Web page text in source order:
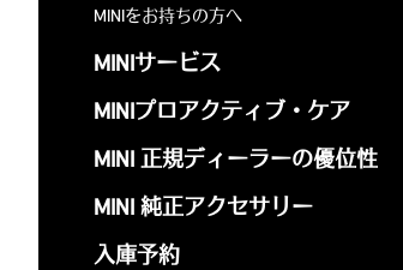
MINIをお持ちの方へ
MINIサービス
MINIプロアクティブ・ケア
MINI 正規ディーラーの優位性
MINI 純正アクセサリー
入庫予約